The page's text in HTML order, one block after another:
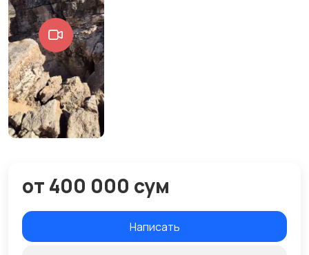
от 400 000 сум
Написать